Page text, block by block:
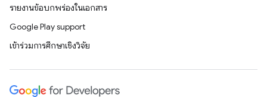
รายงานข้อบกพร่องในเอกสาร
Google Play support
เข้าร่วมการศึกษาเชิงวิจัย